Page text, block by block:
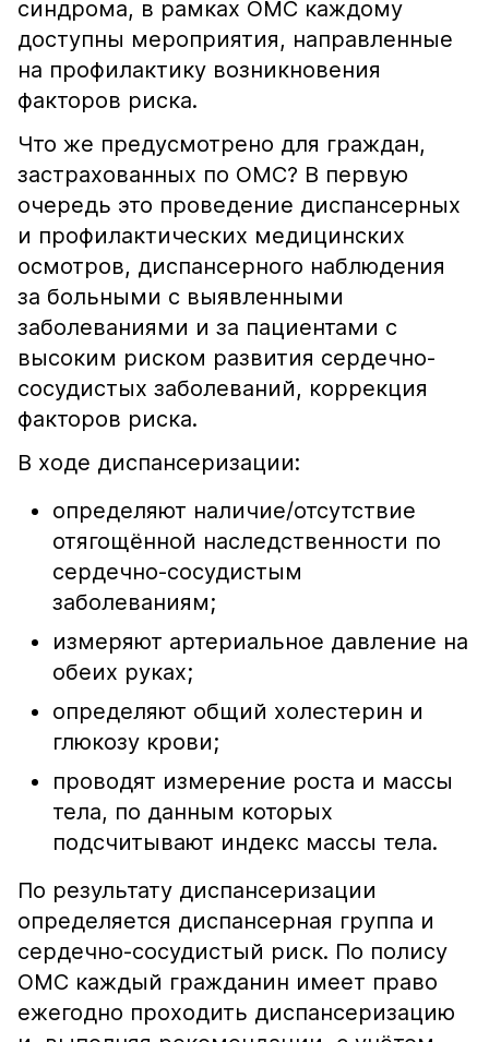
синдрома, в рамках ОМС каждому
доступны мероприятия, направленные
на профилактику возникновения
факторов риска.
Что же предусмотрено для граждан,
застрахованных по ОМС? В первую
очередь это проведение диспансерных
и профилактических медицинских
осмотров, диспансерного наблюдения
за больными с выявленными
заболеваниями и за пациентами с
высоким риском развития сердечно-
сосудистых заболеваний, коррекция
факторов риска.
В ходе диспансеризации:
определяют наличие/отсутствие
отягощённой наследственности по
сердечно-сосудистым
заболеваниям;
измеряют артериальное давление на
обеих руках;
определяют общий холестерин и
глюкозу крови;
проводят измерение роста и массы
тела, по данным которых
подсчитывают индекс массы тела.
По результату диспансеризации
определяется диспансерная группа и
сердечно-сосудистый риск. По полису
ОМС каждый гражданин имеет право
ежегодно проходить диспансеризацию